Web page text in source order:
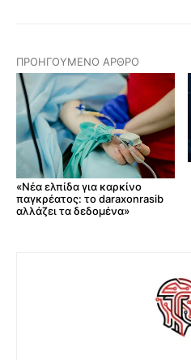
ΠΡΟΗΓΟΎΜΕΝΟ ΆΡΘΡΟ
«Νέα ελπίδα για καρκίνο
παγκρέατος: το daraxonrasib
αλλάζει τα δεδομένα»